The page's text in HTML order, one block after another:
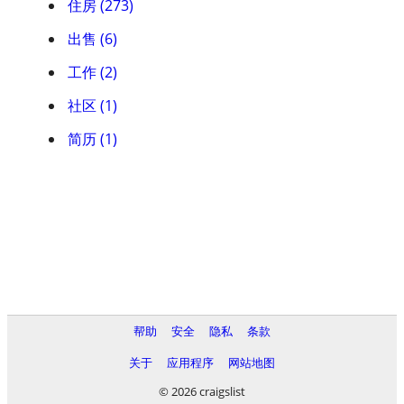
住房 (273)
出售 (6)
工作 (2)
社区 (1)
简历 (1)
帮助 安全 隐私
条款
关于
应用程序
网站地图
© 2026 craigslist